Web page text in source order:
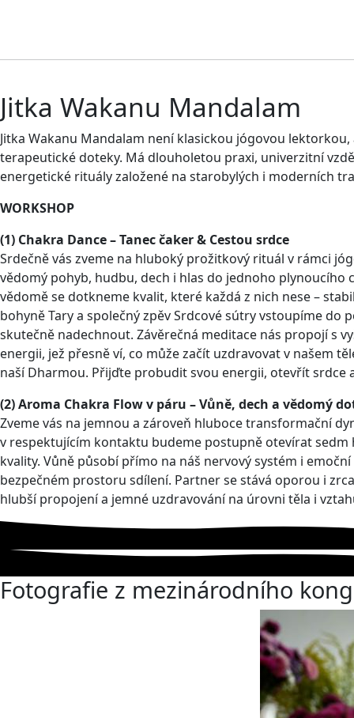
Jitka Wakanu Mandalam
Jitka Wakanu Mandalam není klasickou jógovou
terapeutické doteky. Má dlouholetou praxi, univerzitní
energetické rituály založené na starobylých i moderních
WORKSHOP
(1) Chakra Dance – Tanec čaker & Cestou srdce
Srdečně vás zveme na hluboký prožitkový rituál v rámci
vědomý pohyb, hudbu, dech i hlas do jednoho
vědomě se dotkneme kvalit, které každá z nich nese –
bohyně Tary a společný zpěv Srdcové sútry vstoupíme
skutečně nadechnout. Závěrečná meditace nás propojí s
energii, jež přesně ví, co může začít uzdravovat v našem
naší Dharmou. Přijďte probudit svou energii, otevřít srdce
(2) Aroma Chakra Flow v páru – Vůně, dech a vědomý
Zveme vás na jemnou a zároveň hluboce transformační
v respektujícím kontaktu budeme postupně otevírat
kvality. Vůně působí přímo na náš nervový systém i
bezpečném prostoru sdílení. Partner se stává oporou i
hlubší propojení a jemné uzdravování na úrovni těla i
Fotografie z mezinárodního